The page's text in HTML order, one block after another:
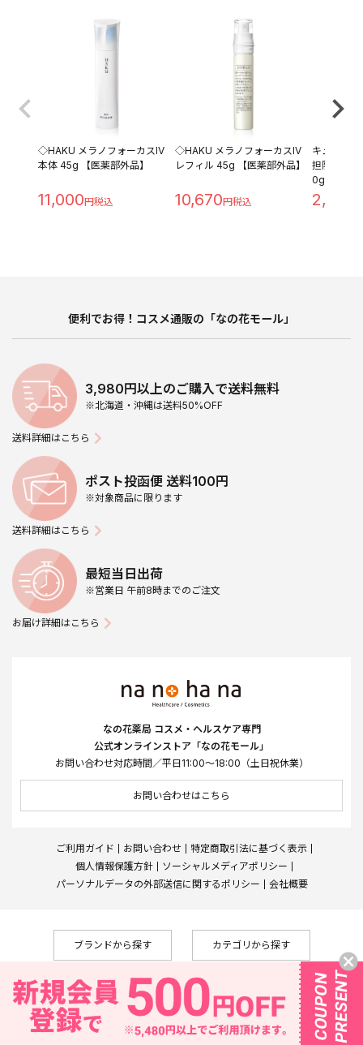
◇HAKU メラノフォーカスIV
本体 45g 【医薬部外品】
11,000
◇HAKU メラノフォーカスIV
レフィル 45g 【医薬部外品】
10,670
キュレル
担防止ベ
0g
2,280
便利でお得！コスメ通販の「なの花モール」
3,980円以上のご購入で送料無料
※北海道・沖縄は送料50%OFF
送料詳細はこちら
ポスト投函便 送料100円
※対象商品に限ります
送料詳細はこちら
最短当日出荷
※営業日 午前8時までのご注文
お届け詳細はこちら
なの花薬局 コスメ・ヘルスケア専門
公式オンラインストア「なの花モール」
お問い合わせ対応時間／平日11:00～18:00（土日祝休業）
お問い合わせはこちら
ご利用ガイド お問い合わせ
特定商取引法に基づく表示
個人情報保護方針
ソーシャルメディアポリシー
パーソナルデータの外部送信に関するポリシー
会社概要
ブランドから探す カテゴリから探す
Copyright © Nanohana West Japan Co., Ltd., All Rights Reserved
なの花薬局 株式会社メディカルシステムネットワーク